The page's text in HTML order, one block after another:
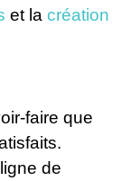
et la création
faire que
de